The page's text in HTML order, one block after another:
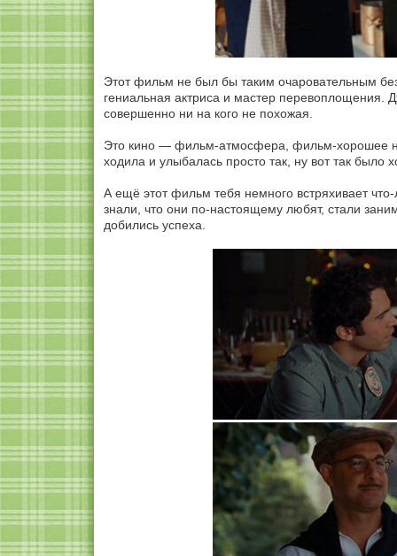
Этот фильм не был бы таким очаровательным
гениальная актриса и мастер перевоплощения.
совершенно ни на кого не похожая.
Это кино — фильм-атмосфера, фильм-хорошее
ходила и улыбалась просто так, ну вот так было
А ещё этот фильм тебя немного встряхивает
знали, что они по-настоящему любят, стали
добились успеха.